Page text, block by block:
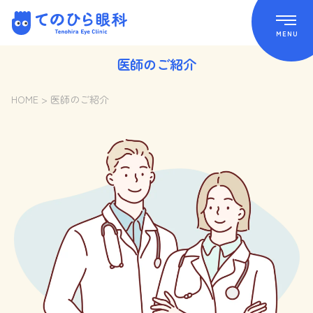
content
MENU
てのひら眼科 Tenohira Eye Clinic
医師のご紹介
HOME > 医師のご紹介